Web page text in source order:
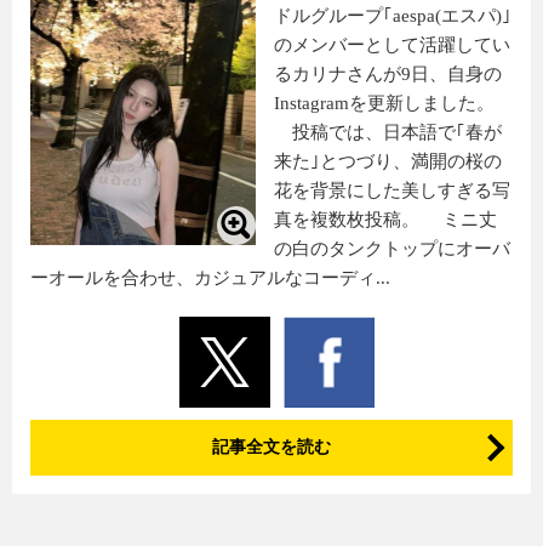
ドルグループ｢aespa(エスパ)｣
のメンバーとして活躍してい
るカリナさんが9日、自身の
Instagramを更新しました。
投稿では、日本語で｢春が
来た｣とつづり、満開の桜の
花を背景にした美しすぎる写
真を複数枚投稿。 ミニ丈
の白のタンクトップにオーバ
ーオールを合わせ、カジュアルなコーディ...
記事全文を読む